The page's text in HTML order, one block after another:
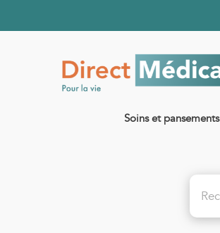
Soins et pansements